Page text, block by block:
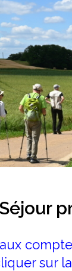
Séjour
sur